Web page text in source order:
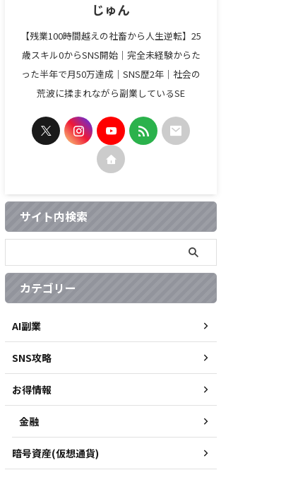
じゅん
【残業100時間越えの社畜から人生逆転】25
歳スキル0からSNS開始｜完全未経験からた
った半年で月50万達成｜SNS歴2年｜社会の
荒波に揉まれながら副業しているSE
サイト内検索
カテゴリー
AI副業
SNS攻略
お得情報
金融
暗号資産(仮想通貨)